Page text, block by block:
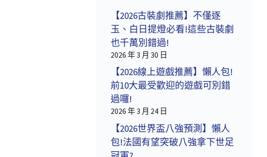
【2026古裝劇推薦】不僅逐
玉、白日提燈必看!這些古裝劇
也千萬別錯過!
2026 年 3 月 30 日
【2026線上遊戲推薦】懶人包!
前10大最受歡迎的遊戲可別錯
過囉!
2026 年 3 月 24 日
【2026世界盃八強預測】懶人
包!法國有望突破八強拿下世足